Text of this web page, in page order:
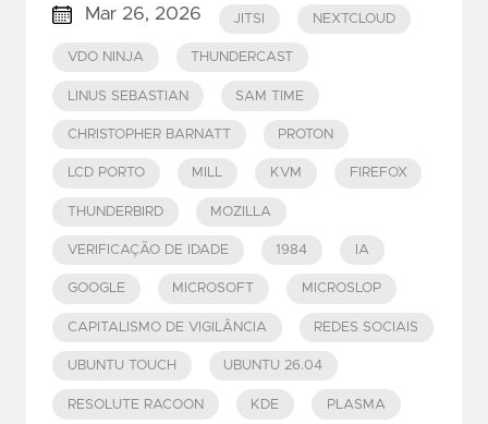
Mar 26, 2026 JITSI NEXTCLOUD
VDO NINJA THUNDERCAST
LINUS SEBASTIAN SAM TIME
CHRISTOPHER BARNATT PROTON
LCD PORTO MILL KVM FIREFOX
THUNDERBIRD MOZILLA
VERIFICAÇÃO DE IDADE 1984 IA
GOOGLE MICROSOFT MICROSLOP
CAPITALISMO DE VIGILÂNCIA REDES SOCIAIS
UBUNTU TOUCH UBUNTU 26.04
RESOLUTE RACOON KDE PLASMA